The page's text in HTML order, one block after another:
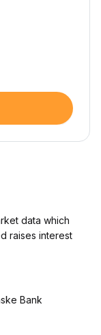
data which
raises interest
Bank